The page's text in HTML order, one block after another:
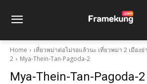
Home
เที่ยวพม่าต่อไม่รอแล้วนะ เที่ยวพม่า 2 เมือง
2
Mya-Thein-Tan-Pagoda-2
Mya-Thein-Tan-Pagoda-2